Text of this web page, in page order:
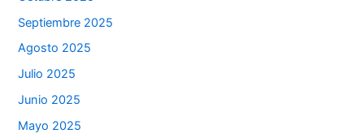
Septiembre 2025
Agosto 2025
Julio 2025
Junio 2025
Mayo 2025